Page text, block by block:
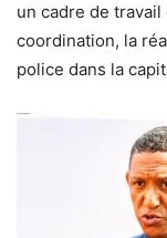
un cadre de
coordination, la
police dans la